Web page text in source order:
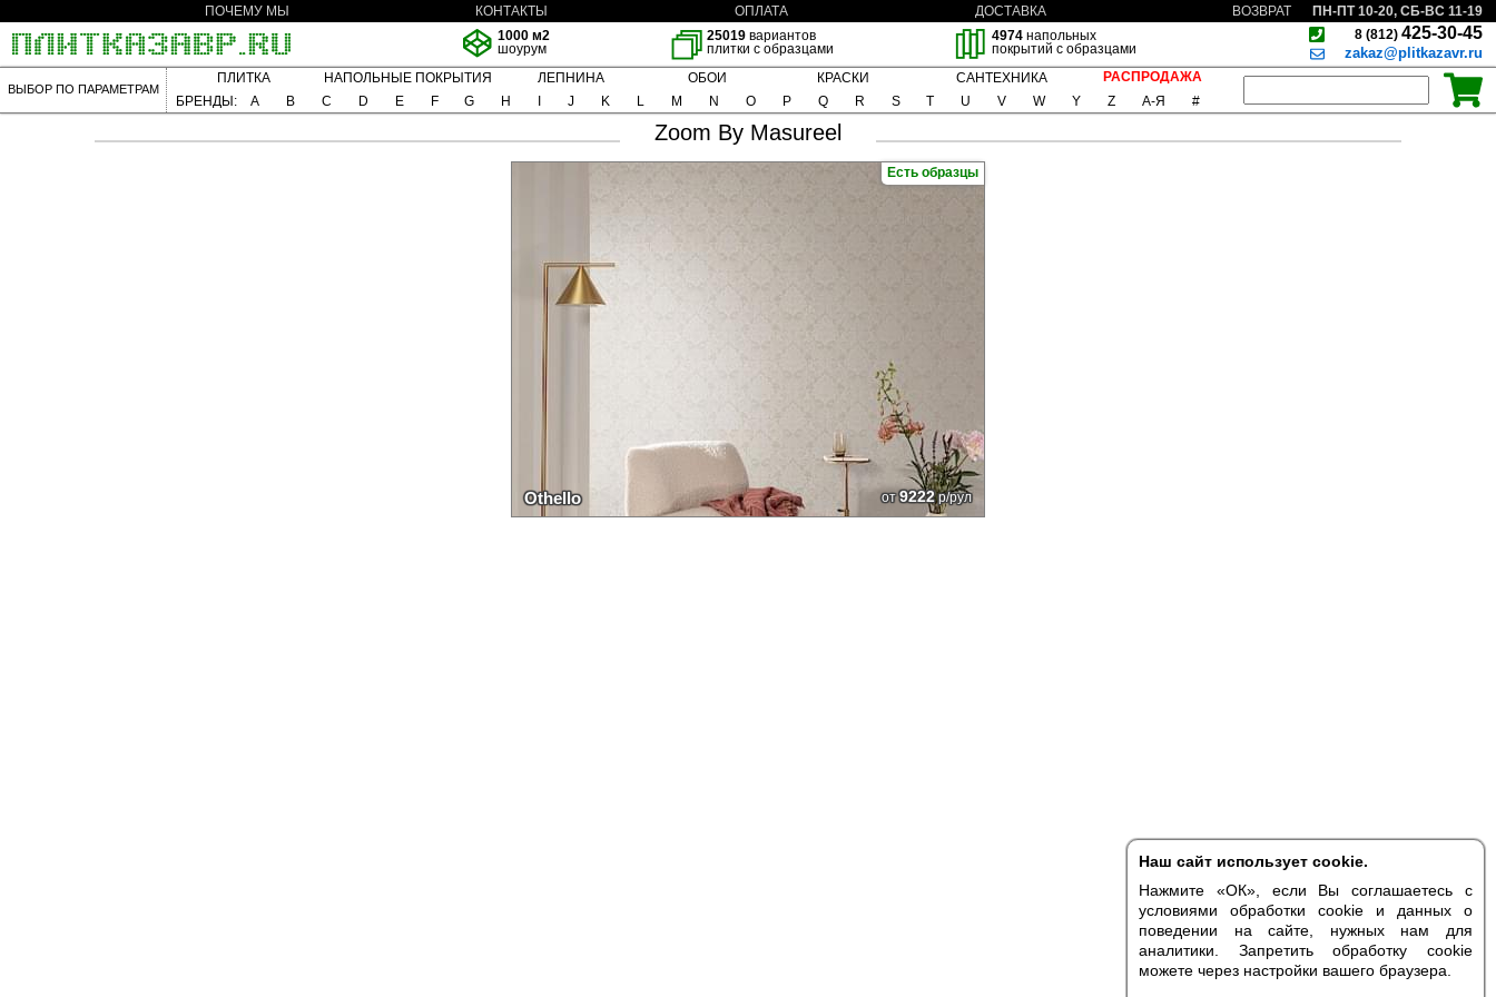
Наш сайт использует cookie.
Нажмите «ОК», если Вы соглашаетесь с
условиями обработки cookie и данных о
поведении на сайте, нужных нам для
аналитики. Запретить обработку cookie
можете через настройки вашего браузера.
ПОЧЕМУ МЫ КОНТАКТЫ ОПЛАТА ДОСТАВКА ВОЗВРАТ
ПН-ПТ 10-20, СБ-ВС 11-19
1000 м2
шоурум
25019 вариантов
плитки с образцами
4974напольных
покрытий с образцами
8 (812) 425-30-45
zakaz@plitkazavr.ru
ВЫБОР ПО ПАРАМЕТРАМ
ПЛИТКА НАПОЛЬНЫЕ ПОКРЫТИЯ ЛЕПНИНА ОБОИ КРАСКИ САНТЕХНИКА
РАСПРОДАЖА
БРЕНДЫ:
A B C D E F G H J K L M N O P Q R S T U V W Y Z А-Я #
Zoom By Masureel
Есть образцы
Othello от9222р/рул